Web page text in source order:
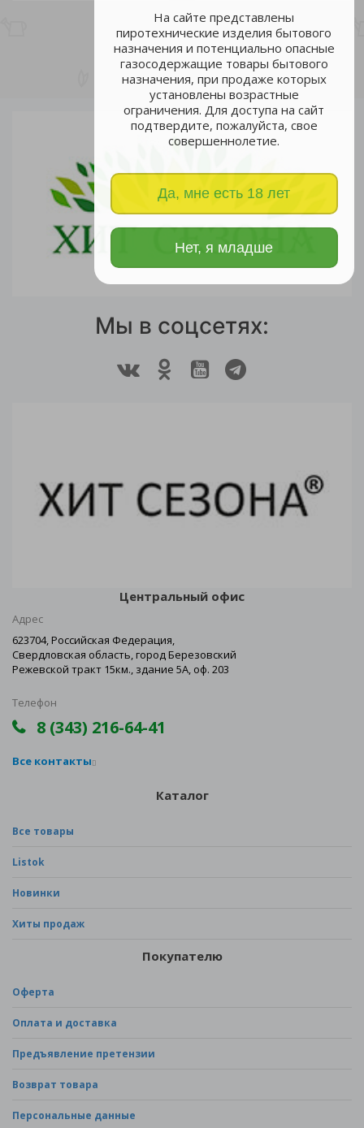
На сайте представлены
пиротехнические изделия бытового
назначения и потенциально опасные
газосодержащие товары бытового
назначения, при продаже которых
установлены возрастные
ограничения. Для доступа на сайт
подтвердите, пожалуйста, свое
совершеннолетие.
Да, мне есть 18 лет
Нет, я младше
Мы в соцсетях:
Центральный офис
Адрес
623704, Российская Федерация,
Свердловская область, город Березовский
Режевской тракт 15км., здание 5А, оф. 203
Телефон
8 (343) 216-64-41
Все контакты
Каталог
Все товары
Listok
Новинки
Хиты продаж
Покупателю
Оферта
Оплата и доставка
Предъявление претензии
Возврат товара
Персональные данные